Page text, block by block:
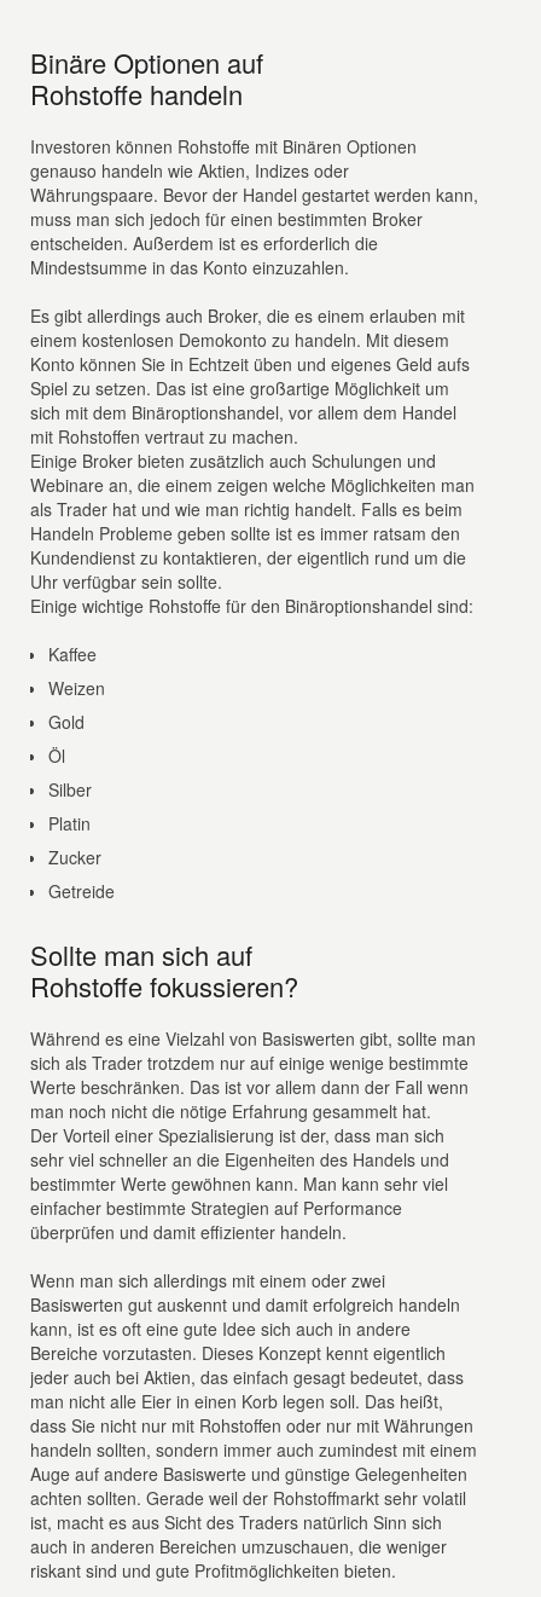
Binäre Optionen auf
Rohstoffe handeln
Investoren können Rohstoffe mit Binären Optionen
genauso handeln wie Aktien, Indizes oder
Währungspaare. Bevor der Handel gestartet werden kann,
muss man sich jedoch für einen bestimmten Broker
entscheiden. Außerdem ist es erforderlich die
Mindestsumme in das Konto einzuzahlen.
Es gibt allerdings auch Broker, die es einem erlauben mit
einem kostenlosen Demokonto zu handeln. Mit diesem
Konto können Sie in Echtzeit üben und eigenes Geld aufs
Spiel zu setzen. Das ist eine großartige Möglichkeit um
sich mit dem Binäroptionshandel, vor allem dem Handel
mit Rohstoffen vertraut zu machen.
Einige Broker bieten zusätzlich auch Schulungen und
Webinare an, die einem zeigen welche Möglichkeiten man
als Trader hat und wie man richtig handelt. Falls es beim
Handeln Probleme geben sollte ist es immer ratsam den
Kundendienst zu kontaktieren, der eigentlich rund um die
Uhr verfügbar sein sollte.
Einige wichtige Rohstoffe für den Binäroptionshandel sind:
Kaffee
Weizen
Gold
Öl
Silber
Platin
Zucker
Getreide
Sollte man sich auf
Rohstoffe fokussieren?
Während es eine Vielzahl von Basiswerten gibt, sollte man
sich als Trader trotzdem nur auf einige wenige bestimmte
Werte beschränken. Das ist vor allem dann der Fall wenn
man noch nicht die nötige Erfahrung gesammelt hat.
Der Vorteil einer Spezialisierung ist der, dass man sich
sehr viel schneller an die Eigenheiten des Handels und
bestimmter Werte gewöhnen kann. Man kann sehr viel
einfacher bestimmte Strategien auf Performance
überprüfen und damit effizienter handeln.
Wenn man sich allerdings mit einem oder zwei
Basiswerten gut auskennt und damit erfolgreich handeln
kann, ist es oft eine gute Idee sich auch in andere
Bereiche vorzutasten. Dieses Konzept kennt eigentlich
jeder auch bei Aktien, das einfach gesagt bedeutet, dass
man nicht alle Eier in einen Korb legen soll. Das heißt,
dass Sie nicht nur mit Rohstoffen oder nur mit Währungen
handeln sollten, sondern immer auch zumindest mit einem
Auge auf andere Basiswerte und günstige Gelegenheiten
achten sollten. Gerade weil der Rohstoffmarkt sehr volatil
ist, macht es aus Sicht des Traders natürlich Sinn sich
auch in anderen Bereichen umzuschauen, die weniger
riskant sind und gute Profitmöglichkeiten bieten.